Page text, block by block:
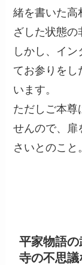
緒を書いた高
ざした状態の
しかし、イ
てお参りをし
います。
ただしご本尊
せんので、扉
さいとのこと
平家物語
寺の不思